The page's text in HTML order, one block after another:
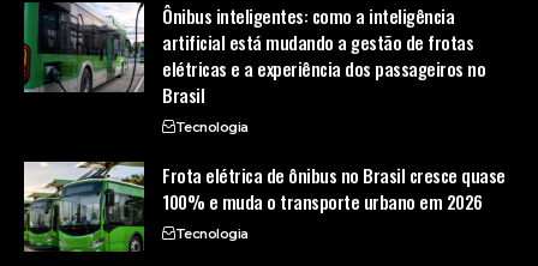
Ônibus inteligentes: como a inteligência
artificial está mudando a gestão de frotas
elétricas e a experiência dos passageiros no
Brasil
Tecnologia
Frota elétrica de ônibus no Brasil cresce quase
100% e muda o transporte urbano em 2026
Tecnologia